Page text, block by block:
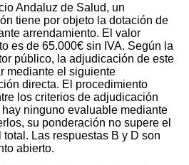
Andaluz de Salud, un
tiene por objeto la dotación de
arrendamiento. El valor
es de 65.000€ sin IVA. Según la
público, la adjudicación de este
mediante el siguiente
directa. El procedimiento
los criterios de adjudicación
ninguno evaluable mediante
su ponderación no supere el
Las respuestas B y D son
abierto.